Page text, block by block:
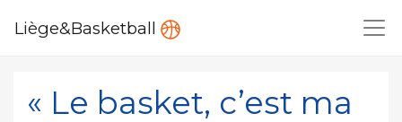
Liège&Basketball
« Le basket, c’est ma